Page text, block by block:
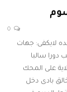
لايكفى: جهات
دورا سالبا
على المحك
بادى دخل